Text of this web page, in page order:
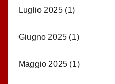
Luglio 2025 (1)
Giugno 2025 (1)
Maggio 2025 (1)